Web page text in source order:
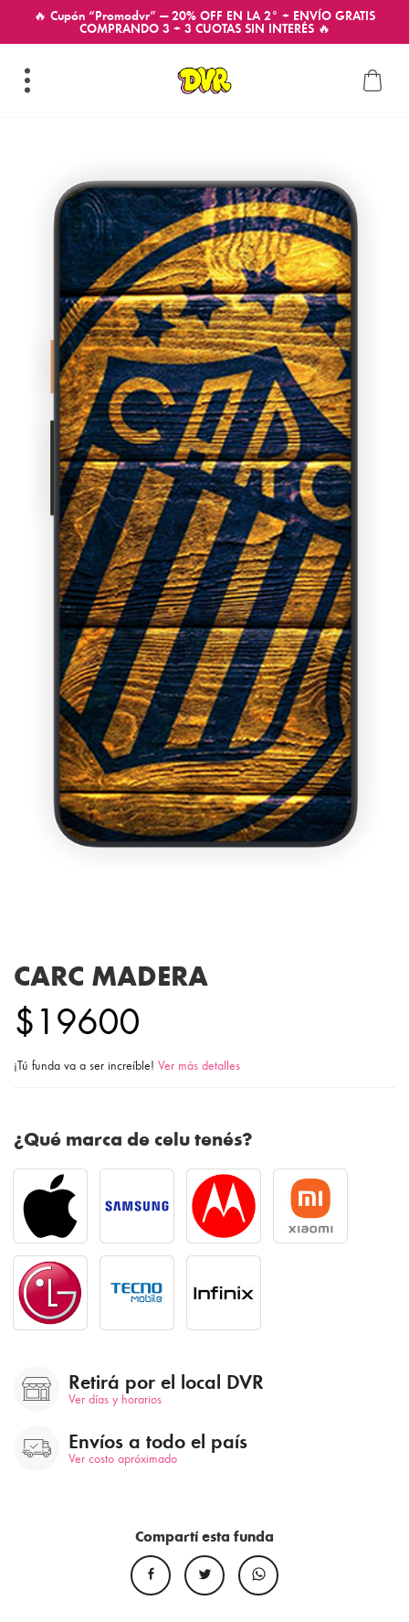
🔥 Cupón “Promodvr” — 20% OFF EN LA 2° + ENVÍO GRATIS
COMPRANDO 3 + 3 CUOTAS SIN INTERÉS 🔥
CARC MADERA
$19600
¡Tú funda va a ser increíble! Ver más detalles
¿Qué marca de celu tenés?
Retirá por el local DVR
Ver días y horarios
Envíos a todo el país
Ver costo apróximado
Compartí esta funda